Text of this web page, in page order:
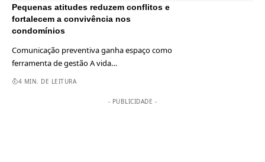
Pequenas atitudes reduzem conflitos e
fortalecem a convivência nos
condomínios
Comunicação preventiva ganha espaço como
ferramenta de gestão A vida…
4 MIN. DE LEITURA
- PUBLICIDADE -